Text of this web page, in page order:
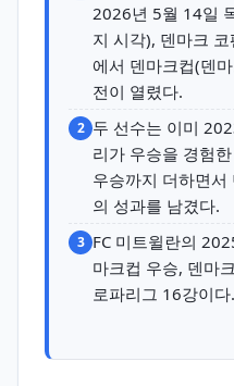
2026년 5월 14일
지 시각), 덴마크
에서 덴마크컵(덴
전이 열렸다.
2 두 선수는 이미
리가 우승을 경험
우승까지 더하면
의 성과를 남겼다.
3 FC 미트윌란의
마크컵 우승, 덴마
로파리그 16강이다.